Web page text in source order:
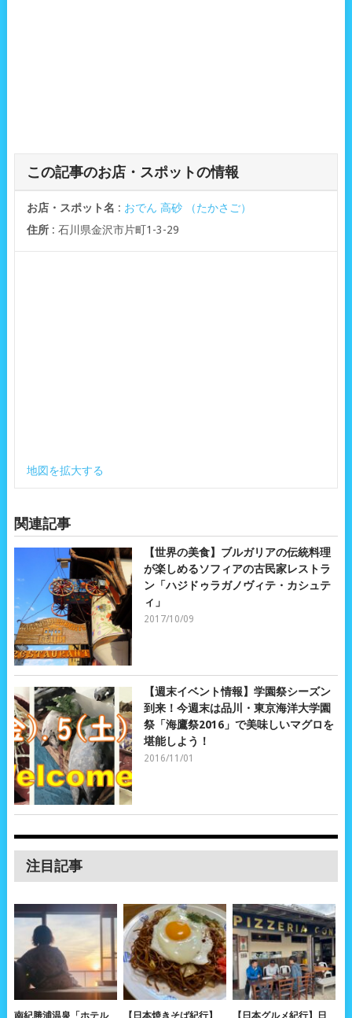
この記事のお店・スポットの情報
お店・スポット名 : おでん 高砂 （たかさご）
住所: 石川県金沢市片町1-3-29
地図を拡大する
関連記事
【世界の美食】ブルガリアの伝統料理
が楽しめるソフィアの古民家レストラ
ン「ハジドゥラガノヴィテ・カシュテ
ィ」
2017/10/09
【週末イベント情報】学園祭シーズン
到来！今週末は品川・東京海洋大学園
祭「海鷹祭2016」で美味しいマグロを
堪能しよう！
2016/11/01
注目記事
南紀勝浦温泉「ホテル 【日本焼きそば紀行】 【日本グルメ紀行】日